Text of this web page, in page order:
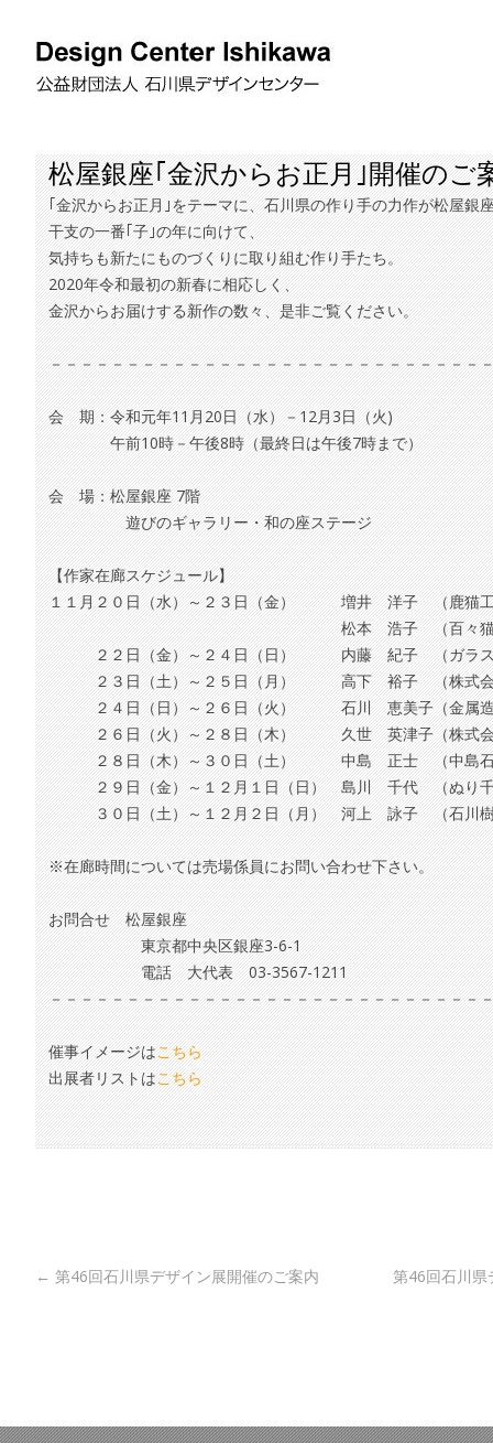
松屋銀座｢金沢からお正月｣開催のご
｢金沢からお正月｣をテーマに、石川県の作り手の力作が松屋銀
干支の一番｢子｣の年に向けて、
気持ちも新たにものづくりに取り組む作り手たち。
2020年令和最初の新春に相応しく、
金沢からお届けする新作の数々、是非ご覧ください。
－－－－－－－－－－－－－－－－－－－－－－－－－－－－
会 期：令和元年11月20日（水）－12月3日（火)
午前10時－午後8時（最終日は午後7時まで）
会 場：松屋銀座 7階
遊びのギャラリー・和の座ステージ
【作家在廊スケジュール】
１１月２０日（水）～２３日（金） 増井 洋子 （鹿猫
松本 浩子 （百々猫堂
２２日（金）～２４日（日） 内藤 紀子 （ガラス
２３日（土）～２５日（月） 高下 裕子 （株式会
２４日（日）～２６日（火） 石川 恵美子（金属造形
２６日（火）～２８日（木） 久世 英津子（株式会社
２８日（木）～３０日（土） 中島 正士 （中島石
２９日（金）～１２月１日（日） 島川 千代 （ぬり
３０日（土）～１２月２日（月） 河上 詠子 （石川樹
※在廊時間については売場係員にお問い合わせ下さい。
お問合せ 松屋銀座
東京都中央区銀座3-6-1
電話 大代表 03-3567-1211
－－－－－－－－－－－－－－－－－－－－－－－－－－－－
催事イメージはこちら
出展者リストはこちら
← 第46回石川県デザイン展開催のご案内 第46回石川